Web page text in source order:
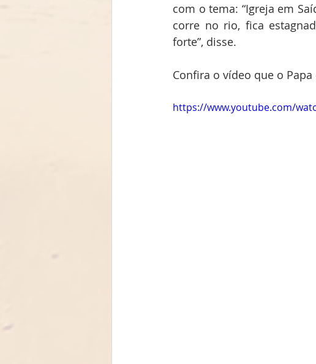
com o tema: “Igreja em
corre no rio, fica
forte”, disse.
Confira o vídeo que o
https://www.youtube.com/